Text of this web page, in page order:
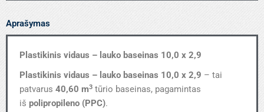
Aprašymas
Plastikinis vidaus – lauko baseinas 10,0 x 2,9
Plastikinis vidaus – lauko baseinas 10,0 x 2,9 – tai
patvarus 40,60 m3 tūrio baseinas, pagamintas
iš polipropileno (PPC).